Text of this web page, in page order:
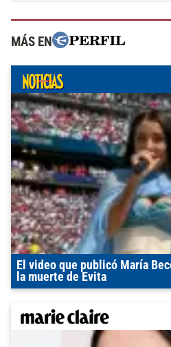
MÁS EN
El video que publicó María
la muerte de Evita